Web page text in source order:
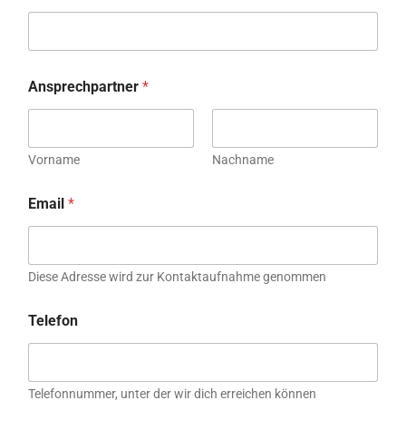
Ansprechpartner *
Vorname Nachname
Email *
Diese Adresse wird zur Kontaktaufnahme genommen
Telefon
Telefonnummer, unter der wir dich erreichen können